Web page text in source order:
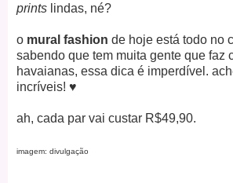
prints lindas, né?
o mural fashion de hoje está todo no
sabendo que tem muita gente que faz
havaianas, essa dica é imperdível.
incríveis! ♥
ah, cada par vai custar R$49,90.
imagem: divulgação